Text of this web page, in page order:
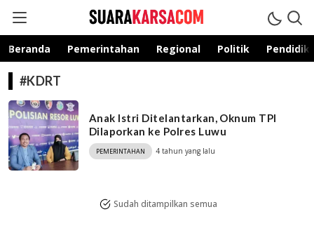
suarakarsa.com
Informasi terpercaya
Beranda Pemerintahan Regional Politik
#KDRT
Anak Istri Ditelantarkan, Oknum TPI
Dilaporkan ke Polres Luwu
PEMERINTAHAN 4 tahun yang lalu
Sudah ditampilkan semua